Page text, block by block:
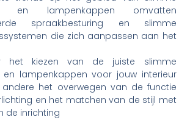
en lampenkappen omvatten
spraakbesturing en slimme
die zich aanpassen aan het
het kiezen van de juiste slimme
en lampenkappen voor jouw interieur
andere het overwegen van de functie
en het matchen van de stijl met
de inrichting